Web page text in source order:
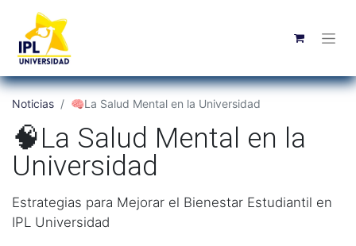
Noticias 🧠La Salud Mental en la Universidad
🧠La Salud Mental en la
Universidad
Estrategias para Mejorar el Bienestar Estudiantil en
IPL Universidad